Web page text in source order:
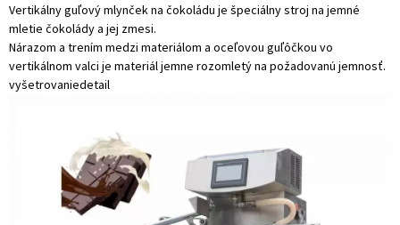
Vertikálny guľový mlynček na čokoládu je špeciálny stroj na jemné
mletie čokolády a jej zmesi.
Nárazom a trením medzi materiálom a oceľovou guľôčkou vo
vertikálnom valci je materiál jemne rozomletý na požadovanú jemnosť.
vyšetrovaniedetail